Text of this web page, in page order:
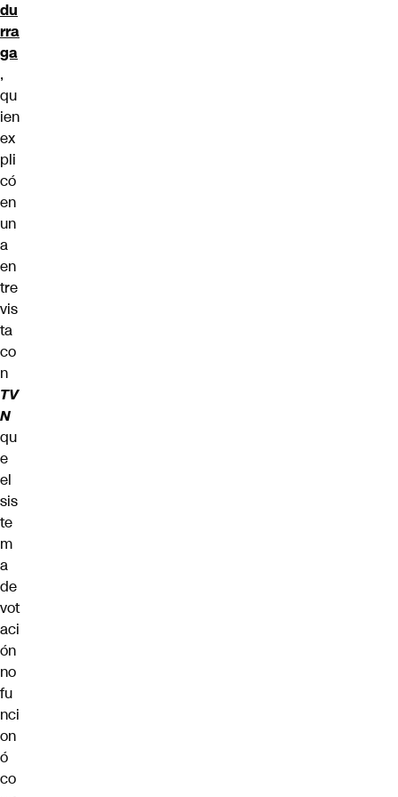
du
rra
ga
,
qu
ien
ex
pli
có
en
un
a
en
tre
vis
ta
co
n
TV
N
qu
e
el
sis
te
m
a
de
vot
aci
ón
no
fu
nci
on
ó
co